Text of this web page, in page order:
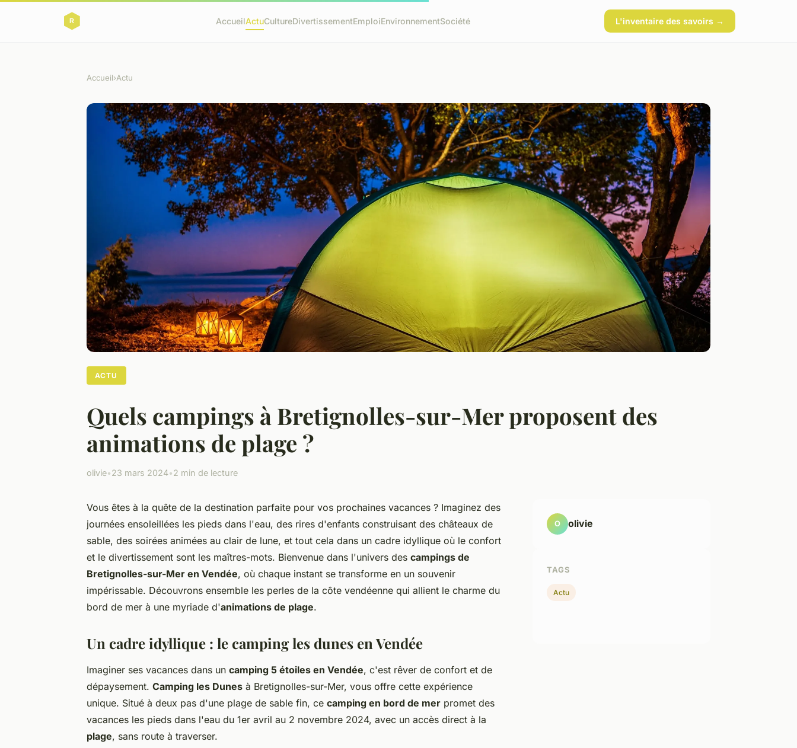
AccueilActuCultureDivertissementEmploiEnvironnementSociété L'inventaire des savoirs →
Accueil›Actu
ACTU
Quels campings à Bretignolles-sur-Mer proposent des
animations de plage ?
olivie•23 mars 2024•2 min de lecture
Vous êtes à la quête de la destination parfaite pour vos prochaines vacances ? Imaginez des
journées ensoleillées les pieds dans l'eau, des rires d'enfants construisant des châteaux de
sable, des soirées animées au clair de lune, et tout cela dans un cadre idyllique où le confort
et le divertissement sont les maîtres-mots. Bienvenue dans l'univers des campings de
Bretignolles-sur-Mer en Vendée, où chaque instant se transforme en un souvenir
impérissable. Découvrons ensemble les perles de la côte vendéenne qui allient le charme du
bord de mer à une myriade d'animations de plage.
Un cadre idyllique : le camping les dunes en Vendée
Imaginer ses vacances dans un camping 5 étoiles en Vendée, c'est rêver de confort et de
dépaysement. Camping les Dunes à Bretignolles-sur-Mer, vous offre cette expérience
unique. Situé à deux pas d'une plage de sable fin, ce camping en bord de mer promet des
vacances les pieds dans l'eau du 1er avril au 2 novembre 2024, avec un accès direct à la
plage, sans route à traverser.
O olivie
TAGS
Actu